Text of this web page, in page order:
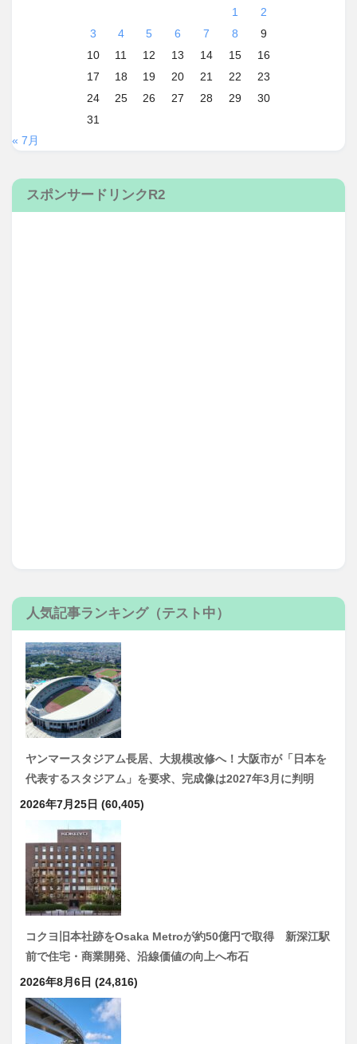
1
2
3
4 5 6 7 8
9
10
11 12 13 14 15
16
17
18 19 20 21 22
23
24
25 26 27 28 29
30
31
« 7月
スポンサードリンクR2
人気記事ランキング（テスト中）
ヤンマースタジアム長居、大規模改修へ！大阪市が「日本を
代表するスタジアム」を要求、完成像は2027年3月に判明
2026年7月25日 (60,405)
コクヨ旧本社跡をOsaka Metroが約50億円で取得 新深江駅
前で住宅・商業開発、沿線価値の向上へ布石
2026年8月6日 (24,816)